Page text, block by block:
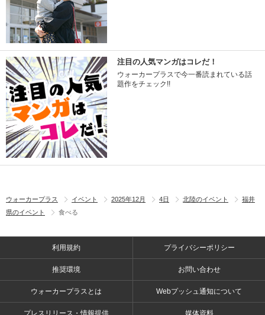
注目の人気マンガはコレだ！
ウォーカープラスで今一番読まれている話
題作をチェック!!
ウォーカープラス イベント 2025年12月 4日 北陸のイベント
福井
県のイベント
食べる
利用規約 プライバシーポリシー
推奨環境 お問い合わせ
ウォーカープラスとは Webプッシュ通知について